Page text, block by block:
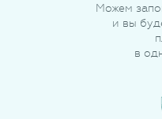
Можем
и вы
в